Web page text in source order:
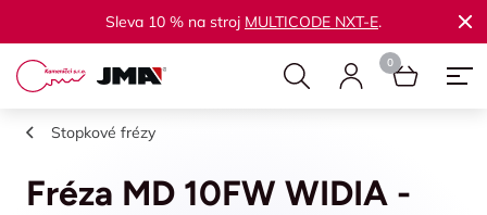
Sleva 10 % na stroj MULTICODE NXT-E.
Stopkové frézy
Fréza MD 10FW WIDIA -